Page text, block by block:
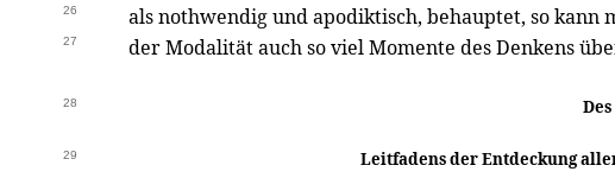
26 als nothwendig und apodiktisch, behauptet, so kann
27 der Modalität auch so viel Momente des Denkens
28 Des
29 Leitfadens der Entdeckung